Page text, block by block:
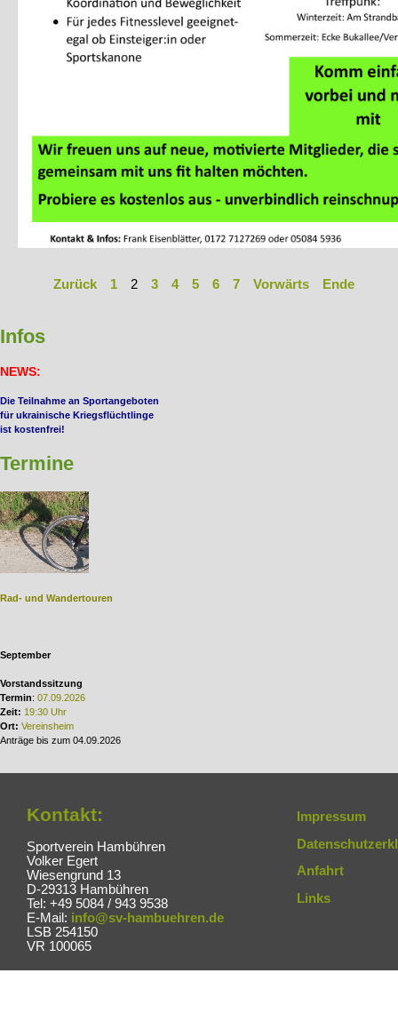
Zurück 1 2 3 4 5 6 7 Vorwärts Ende
Infos
NEWS:
Die Teilnahme an Sportangeboten
für ukrainische Kriegsflüchtlinge
ist kostenfrei!
Termine
Rad- und Wandertouren
September
Vorstandssitzung
Termin: 07.09.2026
Zeit: 19:30 Uhr
Ort: Vereinsheim
Anträge bis zum 04.09.2026
Kontakt:
Sportverein Hambühren
Volker Egert
Wiesengrund 13
D-29313 Hambühren
Tel: +49 5084 / 943 9538
E-Mail: info@sv-hambuehren.de
LSB 254150
VR 100065
Impressum
Anfahrt
Links